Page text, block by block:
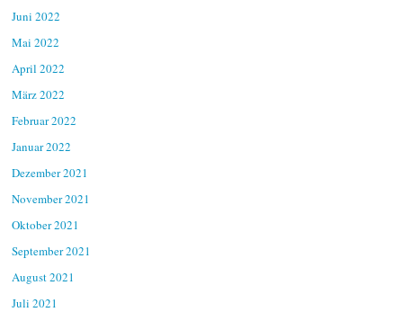
Juni 2022
Mai 2022
April 2022
März 2022
Februar 2022
Januar 2022
Dezember 2021
November 2021
Oktober 2021
September 2021
August 2021
Juli 2021